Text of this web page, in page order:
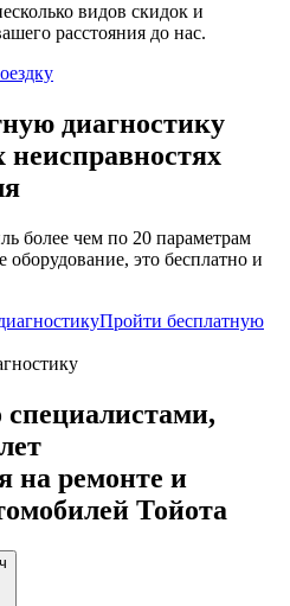
видов скидок и
расстояния до нас.
диагностику
неисправностях
более чем по 20 параметрам
оборудование, это бесплатно и
Пройти бесплатную
специалистами,
на ремонте и
Тойота